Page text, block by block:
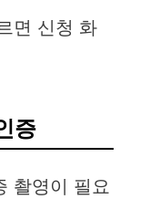
면 신청 화
증
촬영이 필요